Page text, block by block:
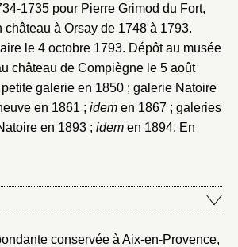
1735 pour Pierre Grimod du Fort,
château à Orsay de 1748 à 1793.
le 4 octobre 1793. Dépôt au musée
château de Compiègne le 5 août
galerie en 1850 ; galerie Natoire
en 1861 ; idem en 1867 ; galeries
en 1893 ; idem en 1894. En
conservée à Aix-en-Provence,